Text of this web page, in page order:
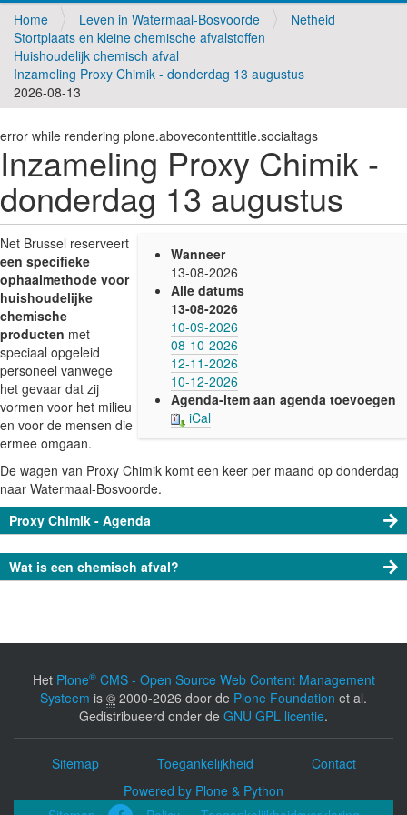
o
n
Home Leven in Watermaal-Bosvoorde
Netheid
Stortplaats en kleine chemische afvalstoffen
Huishoudelijk chemisch afval
Inzameling Proxy Chimik - donderdag 13 augustus
2026-08-13
error while rendering plone.abovecontenttitle.socialtags
Inzameling Proxy Chimik -
donderdag 13 augustus
h
t
t
p
s
:
/
/
w
w
w
.
a
t
r
m
b
Wanneer
13-08-2026
Alle datums
13-08-2026
10-09-2026
08-10-2026
12-11-2026
10-12-2026
Agenda-item aan agenda toevoegen
iCal
Net Brussel reserveert
een specifieke
ophaalmethode voor
huishoudelijke
chemische
producten met
speciaal opgeleid
personeel vanwege
het gevaar dat zij
vormen voor het milieu
en voor de mensen die
ermee omgaan.
De wagen van Proxy Chimik komt een keer per maand op donderdag
naar Watermaal-Bosvoorde.
Proxy Chimik - Agenda
Wat is een chemisch afval?
Het Plone®CMS - Open Source Web Content Management
Systeem is © 2000-2026 door de Plone Foundation et al.
Gedistribueerd onder de GNU GPL licentie.
Sitemap Toegankelijkheid
Contact
Powered by Plone & Python